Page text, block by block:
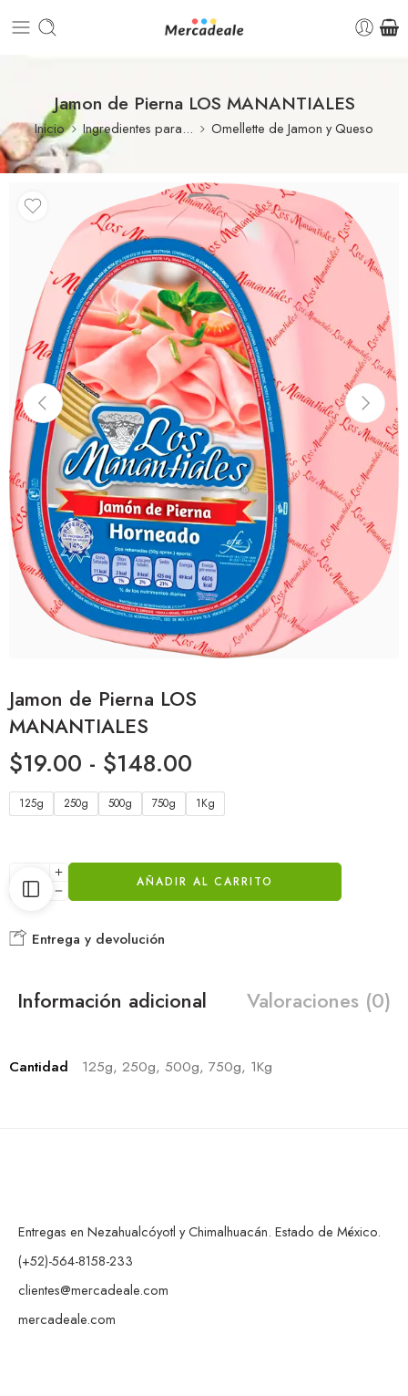
Jamon de Pierna LOS MANANTIALES
Inicio Ingredientes para... Omellette de Jamon y Queso
Jamon de Pierna LOS
MANANTIALES
$19.00 - $148.00
125g 250g 500g 750g 1Kg
AÑADIR AL CARRITO
Entrega y devolución
Información adicional Valoraciones (0)
Cantidad 125g, 250g, 500g, 750g, 1Kg
Entregas en Nezahualcóyotl y Chimalhuacán. Estado de México.
(+52)-564-8158-233
clientes@mercadeale.com
mercadeale.com